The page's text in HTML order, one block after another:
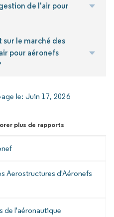
de l'air pour
sur le marché des
pour aéronefs
le: Juin 17, 2026
plus de rapports
Aerostructures d'Aéronefs
de l'aéronautique